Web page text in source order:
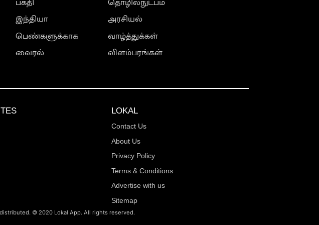
இந்தியா
பெண்களுக்காக
வைரல்
அரசியல்
வாழ்த்துக்கள்
விளம்பரங்கள்
LOKAL
Contact Us
About Us
Privacy Policy
Terms & Conditions
Advertise with us
Sitemap
© 2020 Lokal App. All rights reserved.